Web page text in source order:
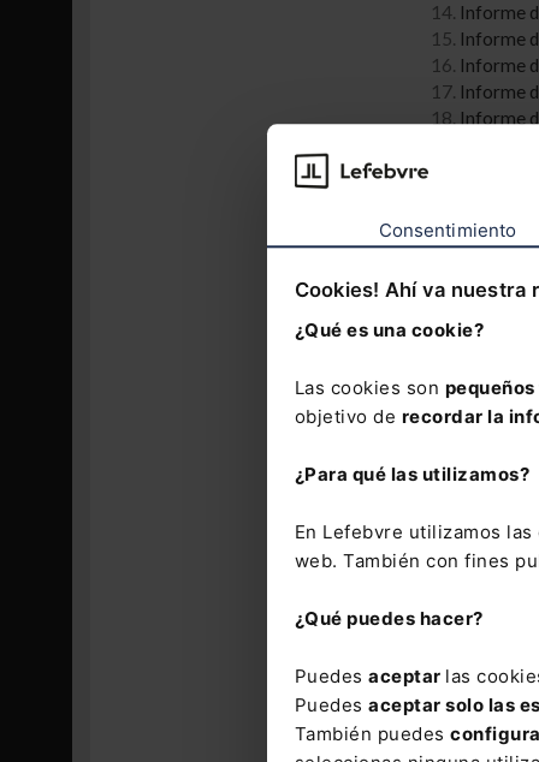
Consentimiento
Cookies! Ahí va nuestra
¿Qué es una cookie?
Las cookies son
objetivo de recordar la
¿Para qué las utilizamos?
En Lefebvre utilizamos las
web. También con fines
¿Qué puedes hacer?
Puedes aceptar las
Puedes aceptar solo las
También puedes
14. Informe
15. Informe
16. Informe
17. Informe
18. Informe
22.Informe
23.Informe
25.Rescisión
26.
27.
28.Solicitud
vez dentro,
número de
teléfono